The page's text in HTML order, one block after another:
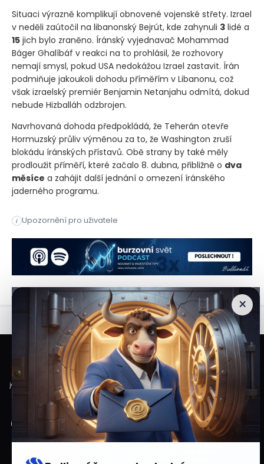
Situaci výrazně komplikují obnovené vojenské střety. Izrael
v neděli zaútočil na libanonský Bejrút, kde zahynuli 3 lidé a
15 jich bylo zraněno. Íránský vyjednavač Mohammad
Báger Ghalíbáf v reakci na to prohlásil, že rozhovory
nemají smysl, pokud USA nedokážou Izrael zastavit. Írán
podmiňuje jakoukoli dohodu příměřím v Libanonu, což
však izraelský premiér Benjamin Netanjahu odmítá, dokud
nebude Hizballáh odzbrojen.
Navrhovaná dohoda předpokládá, že Teherán otevře
Hormuzský průliv výměnou za to, že Washington zruší
blokádu íránských přístavů. Obě strany by také měly
prodloužit příměří, které začalo 8. dubna, přibližně o dva
měsíce a zahájit další jednání o omezení íránského
jaderného programu.
i Upozornění pro uživatele
Írán odmítl tvrzení amerického prezidenta Donalda
×
Veškeré informace a materiály zveřejněné na internetových stránkách
Burzovního Světa vycházejí z veřejně dostupných a důvěryhodných zdrojů. Při
jejich zpracování je postupováno s odbornou péčí a cílem poskytovat čtenářům
objektivní, aktuální a srozumitelné informace. Obsah internetových stránek
slouží výhradně k informačním a vzdělávacím účelům. Nepředstavuje
individuální investiční doporučení, investiční poradenství ani nabídku či výzvu
ke koupi nebo prodeji konkrétních finančních nástrojů. Veškeré názory, odhady,